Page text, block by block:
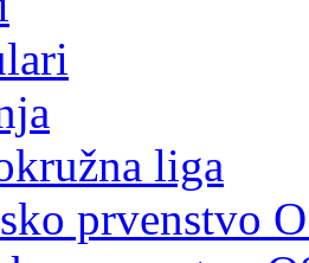
liga
prvenstvo